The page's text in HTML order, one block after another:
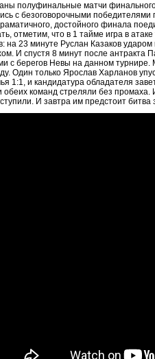
полуфинальные матчи
с безоговорочными
достойного финала
отметим, что в 1 тайме игра в
23 минуте Руслан Казаков ударом
И спустя 8 минут после антракта
с берегов Невы на данном турнире.
Один только Ярослав Харланов
1:1, и кандидатура обладателя
обеих команд стреляли без
И завтра им предстоит битва